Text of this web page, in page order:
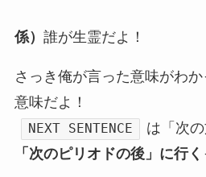
係） 誰が生霊だよ！
さっき俺が言った意味がわ
意味だよ！
NEXT SENTENCE
は「次
「次のピリオドの後」に行く